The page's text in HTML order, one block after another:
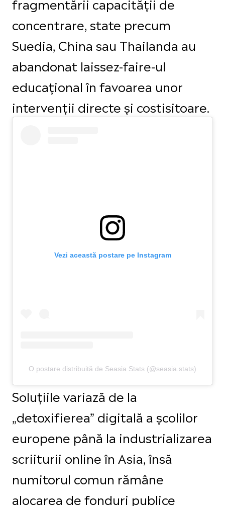
concentrare, state precum
Suedia, China sau Thailanda au
abandonat laissez-faire-ul
educațional în favoarea unor
intervenții directe și costisitoare.
Vezi această postare pe Instagram
O postare distribuită de Seasia Stats (@seasia.stats)
Soluțiile variază de la
„detoxifierea” digitală a școlilor
europene până la industrializarea
scriiturii online în Asia, însă
numitorul comun rămâne
alocarea de fonduri publice